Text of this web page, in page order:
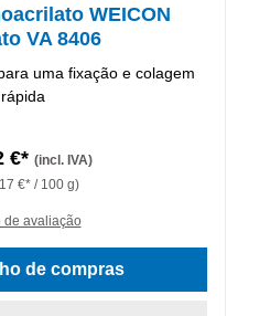
WEICON
VA 8406
uma fixação e colagem
rápida
€* (incl. IVA)
€* / 100 g)
de avaliação
de compras